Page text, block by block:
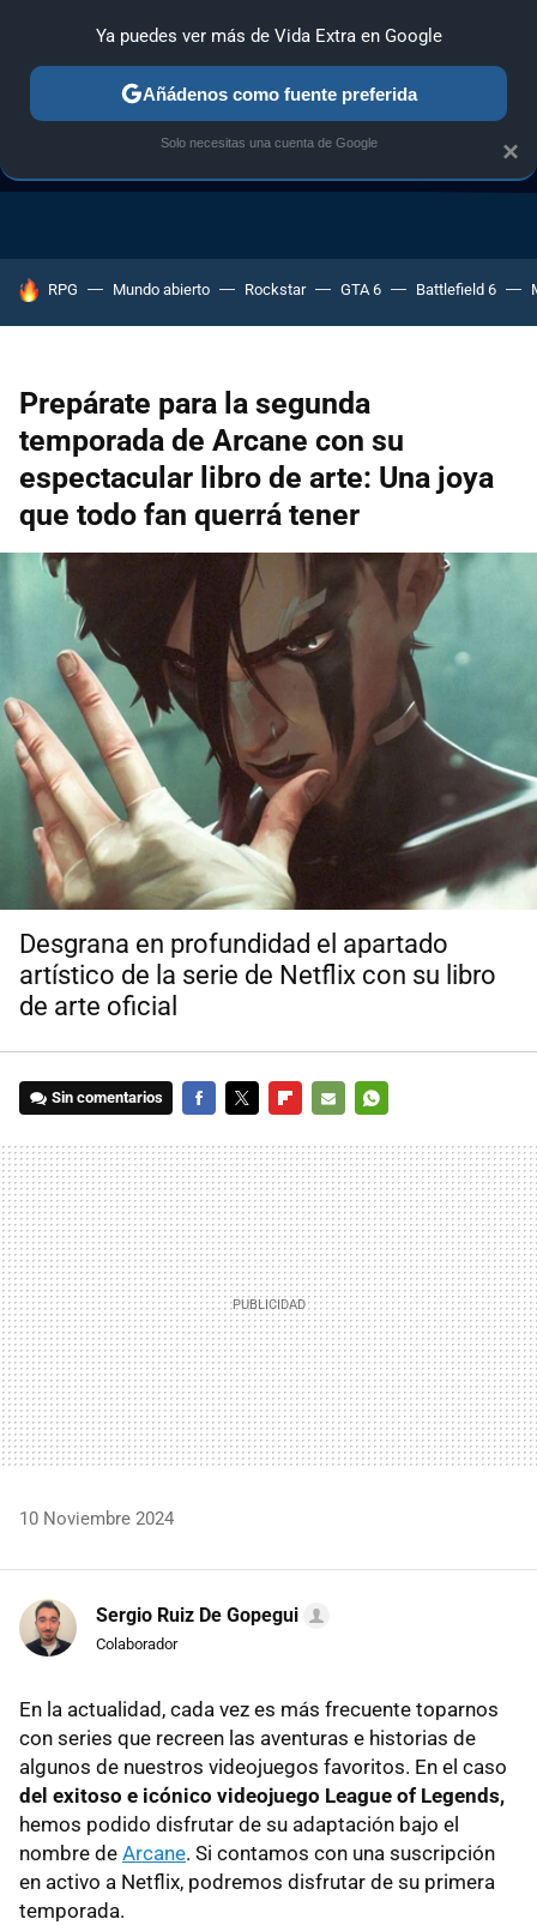
OFERTAS
HOY SE HABLA DE
RPG Mundo abierto Rockstar GTA 6 Battlefield 6
Prepárate para la segunda
temporada de Arcane con su
espectacular libro de arte: Una joya
que todo fan querrá tener
Desgrana en profundidad el apartado
artístico de la serie de Netflix con su libro
de arte oficial
Sin comentarios
MAIL
10 Noviembre 2024
Sergio Ruiz De Gopegui
Colaborador
En la actualidad, cada vez es más frecuente toparnos
con series que recreen las aventuras e historias de
algunos de nuestros videojuegos favoritos. En el caso
del exitoso e icónico videojuego League of Legends,
hemos podido disfrutar de su adaptación bajo el
nombre de Arcane. Si contamos con una suscripción
en activo a Netflix, podremos disfrutar de su primera
temporada.
×
Ya puedes ver más de Vida Extra en Google
Añádenos como fuente preferida
Solo necesitas una cuenta de Google